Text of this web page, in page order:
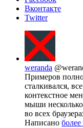
Вконтакте
Twitter
weranda
Примеров
сталкивался,
контекстное
мыши несколько
во всех
Написано более